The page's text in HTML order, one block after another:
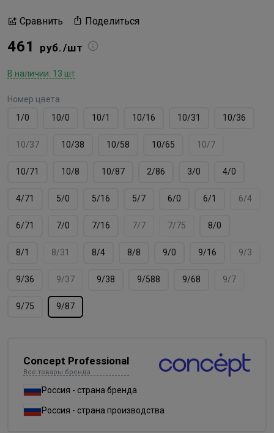
Сравнить Поделиться
461 руб./шт
В наличии: 13 шт
Номер цвета
1/0
10/0 10/1 10/16 10/31 10/36
10/37 10/38 10/58 10/65 10/7
10/71 10/8 10/87 2/86 3/0 4/0
4/71 5/0 5/16 5/7 6/0 6/1 6/4
6/71 7/0 7/16 7/7 7/75 8/0
8/1 8/31 8/4 8/8 9/0 9/16 9/3
9/36 9/37 9/38 9/588 9/68 9/7
9/75 9/87
Concept Professional
Все товары бренда
Россия - страна бренда
Россия - страна производства